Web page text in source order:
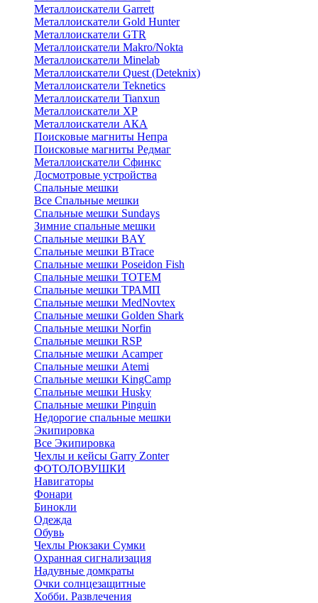
Металлоискатели Garrett
Металлоискатели Gold Hunter
Металлоискатели GTR
Металлоискатели Makro/Nokta
Металлоискатели Minelab
Металлоискатели Quest (Deteknix)
Металлоискатели Teknetics
Металлоискатели Tianxun
Металлоискатели XP
Металлоискатели АКА
Поисковые магниты Непра
Поисковые магниты Редмаг
Металлоискатели Сфинкс
Досмотровые устройства
Спальные мешки
Все Спальные мешки
Спальные мешки Sundays
Зимние спальные мешки
Спальные мешки BAY
Спальные мешки BTrace
Спальные мешки Poseidon Fish
Спальные мешки ТОТЕМ
Спальные мешки ТРАМП
Cпальные мешки MedNovtex
Спальные мешки Golden Shark
Спальные мешки Norfin
Спальные мешки RSP
Спальные мешки Acamper
Спальные мешки Atemi
Спальные мешки KingCamp
Спальные мешки Husky
Спальные мешки Pinguin
Недорогие спальные мешки
Экипировка
Все Экипировка
Чехлы и кейсы Garry Zonter
ФОТОЛОВУШКИ
Навигаторы
Фонари
Бинокли
Одежда
Обувь
Чехлы Рюкзаки Сумки
Охранная сигнализация
Надувные домкраты
Очки солнцезащитные
Хобби. Развлечения